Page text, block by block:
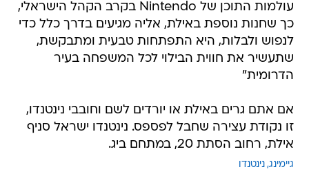
עולמות התוכן של Nintendo בקרב הקהל הישראלי,
כך שחנות נוספת באילת, אליה מגיעים בדרך כלל כדי
לנפוש ולבלות, היא התפתחות טבעית ומתבקשת,
שתעשיר את חווית הבילוי לכל המשפחה בעיר
הדרומית"
אם אתם גרים באילת או יורדים לשם וחובבי נינטנדו,
זו נקודת עצירה שחבל לפספס. נינטנדו ישראל סניף
אילת, רחוב הסתת 20, במתחם ביג.
גיימינג נינטנדו